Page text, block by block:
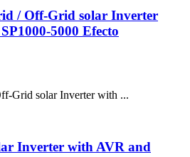
/ Off-Grid solar Inverter
5000 Efecto
Grid solar Inverter with ...
Inverter with AVR and